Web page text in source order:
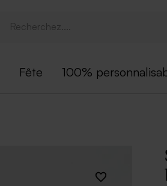
Fête 100%